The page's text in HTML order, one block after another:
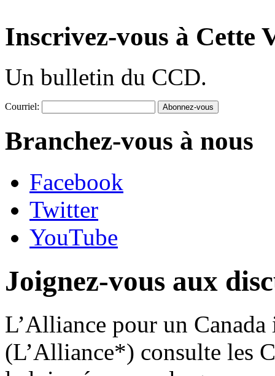
Inscrivez-vous à Cette
Un bulletin du CCD.
Courriel:
Branchez-vous à nous
Facebook
Twitter
YouTube
Joignez-vous aux
L’Alliance pour un
(L’Alliance*) consulte les